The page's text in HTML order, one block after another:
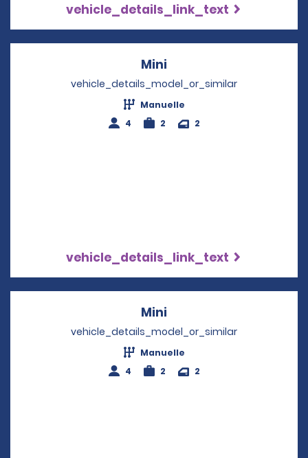
vehicle_details_link_text
Mini
vehicle_details_model_or_similar
Manuelle
4
2 2
vehicle_details_link_text
Mini
vehicle_details_model_or_similar
Manuelle
4
2 2